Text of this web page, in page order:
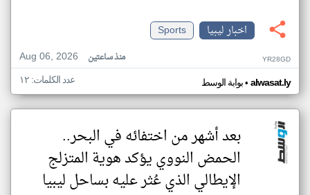
اخبار ليبيا
Sports
Aug 06, 2026
منذ ساعتين YR28GD
بوابة الوسط• alwasat.ly عدد الكلمات: ١٢
بعد أشهر من اختفائه في البحر..
الحمض النووي يؤكد هوية المتزلج
الإيطالي الذي عُثر عليه بساحل ليبيا